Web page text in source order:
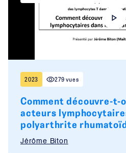
2023 279 vues
Comment découvre-t-
acteurs
polyarthrite
Jérôme Biton